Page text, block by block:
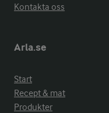
Kontakta oss
Arla.se
Start
Recept & mat
Produkter